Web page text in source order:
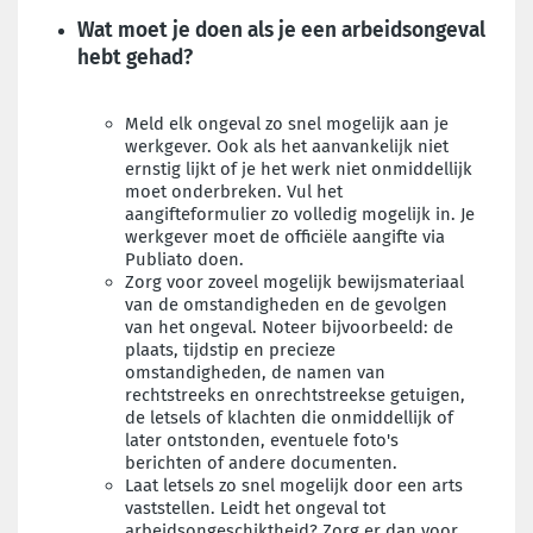
Wat moet je doen als je een arbeidsongeval
hebt gehad?
Meld elk ongeval zo snel mogelijk aan je
werkgever. Ook als het aanvankelijk niet
ernstig lijkt of je het werk niet onmiddellijk
moet onderbreken. Vul het
aangifteformulier zo volledig mogelijk in. Je
werkgever moet de officiële aangifte via
Publiato doen.
Zorg voor zoveel mogelijk bewijsmateriaal
van de omstandigheden en de gevolgen
van het ongeval. Noteer bijvoorbeeld: de
plaats, tijdstip en precieze
omstandigheden, de namen van
rechtstreeks en onrechtstreekse getuigen,
de letsels of klachten die onmiddellijk of
later ontstonden, eventuele foto's
berichten of andere documenten.
Laat letsels zo snel mogelijk door een arts
vaststellen. Leidt het ongeval tot